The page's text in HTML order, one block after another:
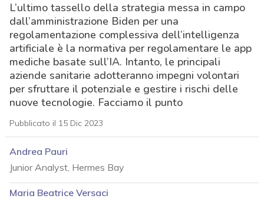
L’ultimo tassello della strategia messa in campo
dall’amministrazione Biden per una
regolamentazione complessiva dell’intelligenza
artificiale è la normativa per regolamentare le app
mediche basate sull’IA. Intanto, le principali
aziende sanitarie adotteranno impegni volontari
per sfruttare il potenziale e gestire i rischi delle
nuove tecnologie. Facciamo il punto
Pubblicato il 15 Dic 2023
Andrea Pauri
Junior Analyst, Hermes Bay
Maria Beatrice Versaci